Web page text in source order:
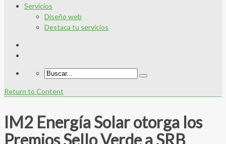
Servicios
Diseño web
Destaca tu servicios
Return to Content
IM2 Energía Solar otorga los
Premios Sello Verde a SRB